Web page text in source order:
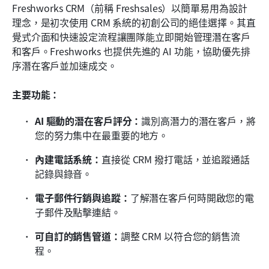
Freshworks CRM（前稱 Freshsales）以簡單易用為設計
理念，是初次使用 CRM 系統的初創公司的絕佳選擇。其直
覺式介面和快速設定流程讓團隊能立即開始管理潛在客戶
和客戶。Freshworks 也提供先進的 AI 功能，協助優先排
序潛在客戶並加速成交。
主要功能：
AI 驅動的潛在客戶評分：識別高潛力的潛在客戶，將
您的努力集中在最重要的地方。
內建電話系統： 直接從 CRM 撥打電話，並追蹤通話
記錄與錄音。
電子郵件行銷與追蹤： 了解潛在客戶何時開啟您的電
子郵件及點擊連結。
可自訂的銷售管道： 調整 CRM 以符合您的銷售流
程。